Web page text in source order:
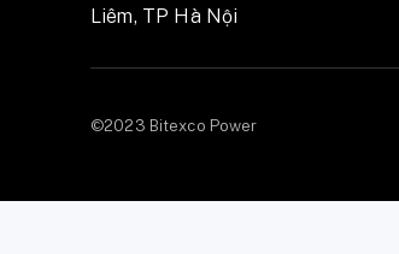
Liêm, TP Hà Nội
©2023 Bitexco Power